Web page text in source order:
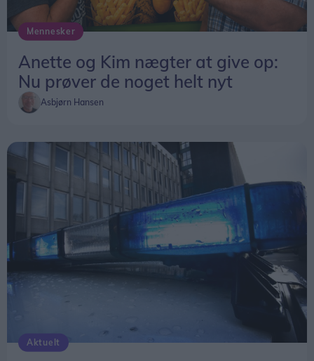
Mennesker
Anette og Kim nægter at give op:
Nu prøver de noget helt nyt
Asbjørn Hansen
Aktuelt